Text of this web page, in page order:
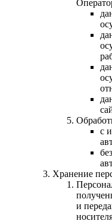
с
Хранение
и